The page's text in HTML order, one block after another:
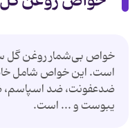
خواص بی‌شمار روغن گل
است. این خواص شامل
ضدعفونت، ضد
یبوست و ... است.